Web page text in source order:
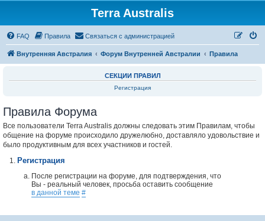
Terra Australis
FAQ Правила Связаться с администрацией
Внутренняя Австралия Форум Внутренней Австралии Правила
СЕКЦИИ ПРАВИЛ
Регистрация
Правила Форума
Все пользователи Terra Australis должны следовать этим Правилам, чтобы
общение на форуме происходило дружелюбно, доставляло удовольствие и
было продуктивным для всех участников и гостей.
Регистрация
После регистрации на форуме, для подтверждения, что
Вы - реальный человек, просьба оставить сообщение
в данной теме #